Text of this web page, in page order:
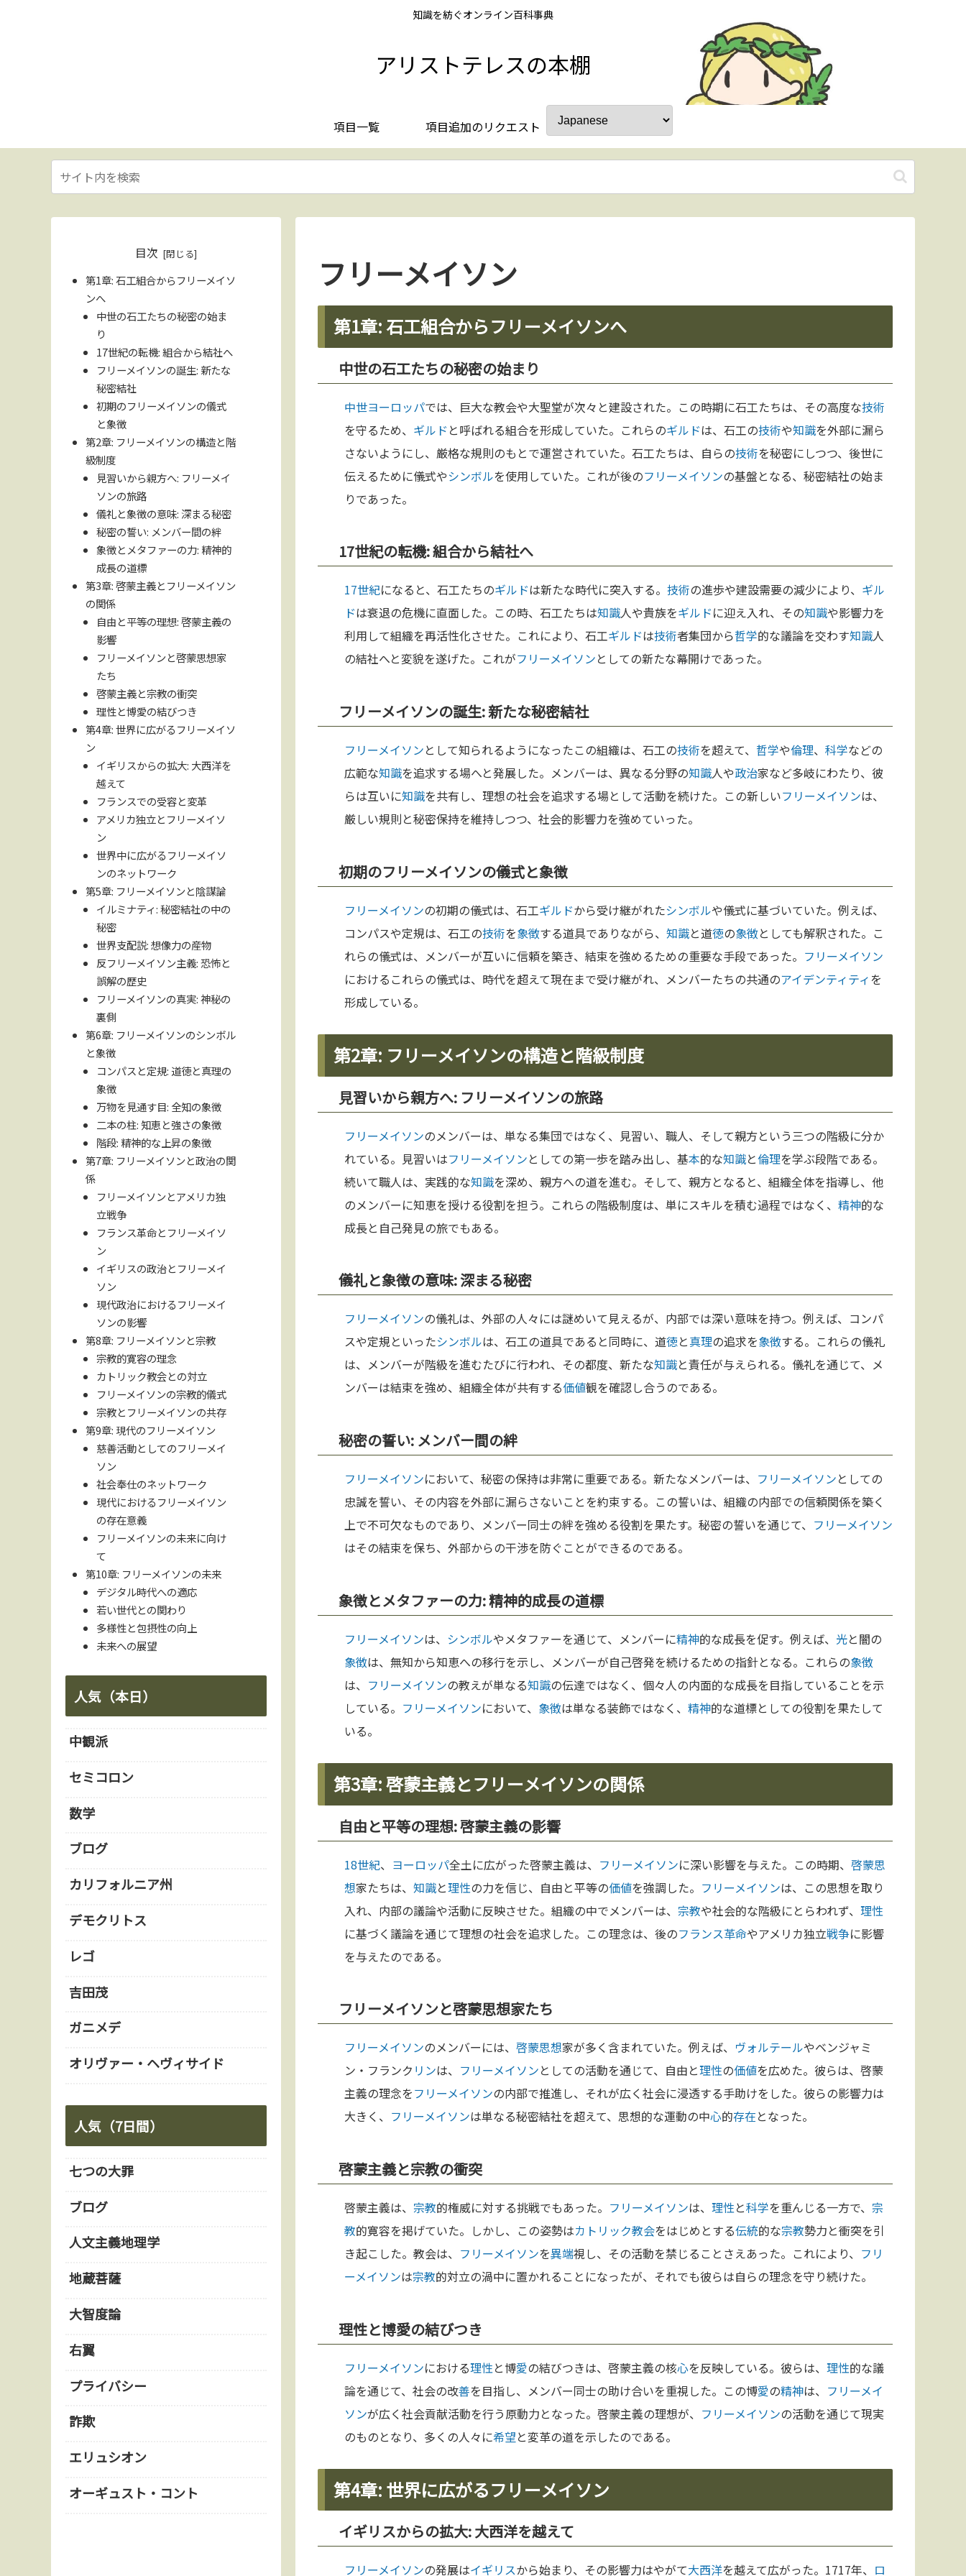
知識を紡ぐオンライン百科事典
アリストテレスの本棚
項目一覧 項目追加のリクエスト
フリーメイソン
第1章: 石工組合からフリーメイソンへ
中世の石工たちの秘密の始まり
中世ヨーロッパでは、巨大な教会や大聖堂が次々と建設された。この時期に石工たちは、その高度な技術
を守るため、 ギルド と呼ばれる組合を形成していた。これらのギルドは、石工の技術や知識を外部に漏ら
さないようにし、厳格な規則のもとで運営されていた。石工たちは、自らの技術を秘密にしつつ、後世に
伝えるために儀式やシンボルを使用していた。これが後のフリーメイソンの基盤となる、秘密結社の始ま
りであった。
17世紀の転機: 組合から結社へ
17世紀になると、石工たちのギルドは新たな時代に突入する。 技術の進歩や建設需要の減少により、 ギル
ドは衰退の危機に直面した。この時、石工たちは知識人や貴族をギルドに迎え入れ、その知識や影響力を
利用して組織を再活性化させた。これにより、石工ギルドは技術者集団から哲学的な議論を交わす知識人
の結社へと変貌を遂げた。これがフリーメイソンとしての新たな幕開けであった。
フリーメイソンの誕生: 新たな秘密結社
フリーメイソンとして知られるようになったこの組織は、石工の技術を超えて、 哲学や倫理、 科学などの
広範な知識を追求する場へと発展した。メンバーは、異なる分野の知識人や政治家など多岐にわたり、彼
らは互いに知識を共有し、理想の社会を追求する場として活動を続けた。この新しいフリーメイソンは、
厳しい規則と秘密保持を維持しつつ、社会的影響力を強めていった。
初期のフリーメイソンの儀式と象徴
フリーメイソンの初期の儀式は、石工ギルドから受け継がれたシンボルや儀式に基づいていた。例えば、
コンパスや定規は、石工の技術を象徴する道具でありながら、 知識と道徳の象徴としても解釈された。こ
れらの儀式は、メンバーが互いに信頼を築き、結束を強めるための重要な手段であった。 フリーメイソン
におけるこれらの儀式は、時代を超えて現在まで受け継がれ、メンバーたちの共通のアイデンティティを
形成している。
第2章: フリーメイソンの構造と階級制度
見習いから親方へ: フリーメイソンの旅路
フリーメイソンのメンバーは、単なる集団ではなく、見習い、職人、そして親方という三つの階級に分か
れている。見習いはフリーメイソンとしての第一歩を踏み出し、基本的な知識と倫理を学ぶ段階である。
続いて職人は、実践的な知識を深め、親方への道を進む。そして、親方となると、組織全体を指導し、他
のメンバーに知恵を授ける役割を担う。これらの階級制度は、単にスキルを積む過程ではなく、 精神的な
成長と自己発見の旅でもある。
儀礼と象徴の意味: 深まる秘密
フリーメイソンの儀礼は、外部の人々には謎めいて見えるが、内部では深い意味を持つ。例えば、コンパ
スや定規といったシンボルは、石工の道具であると同時に、道徳と真理の追求を象徴する。これらの儀礼
は、メンバーが階級を進むたびに行われ、その都度、新たな知識と責任が与えられる。儀礼を通じて、メ
ンバーは結束を強め、組織全体が共有する価値観を確認し合うのである。
秘密の誓い: メンバー間の絆
フリーメイソンにおいて、秘密の保持は非常に重要である。新たなメンバーは、 フリーメイソンとしての
忠誠を誓い、その内容を外部に漏らさないことを約束する。この誓いは、組織の内部での信頼関係を築く
上で不可欠なものであり、メンバー同士の絆を強める役割を果たす。秘密の誓いを通じて、 フリーメイソン
はその結束を保ち、外部からの干渉を防ぐことができるのである。
象徴とメタファーの力: 精神的成長の道標
フリーメイソンは、 シンボルやメタファーを通じて、メンバーに精神的な成長を促す。例えば、 光と闇の
象徴は、無知から知恵への移行を示し、メンバーが自己啓発を続けるための指針となる。これらの象徴
は、 フリーメイソンの教えが単なる知識の伝達ではなく、個々人の内面的な成長を目指していることを示
している。 フリーメイソンにおいて、 象徴は単なる装飾ではなく、 精神的な道標としての役割を果たして
いる。
第3章: 啓蒙主義とフリーメイソンの関係
自由と平等の理想: 啓蒙主義の影響
18世紀、 ヨーロッパ全土に広がった啓蒙主義は、 フリーメイソンに深い影響を与えた。この時期、 啓蒙思
想家たちは、 知識と理性の力を信じ、自由と平等の価値を強調した。 フリーメイソンは、この思想を取り
入れ、内部の議論や活動に反映させた。組織の中でメンバーは、 宗教や社会的な階級にとらわれず、 理性
に基づく議論を通じて理想の社会を追求した。この理念は、後のフランス革命やアメリカ独立戦争に影響
を与えたのである。
フリーメイソンと啓蒙思想家たち
フリーメイソンのメンバーには、 啓蒙思想家が多く含まれていた。例えば、 ヴォルテールやベンジャミ
ン・フランク リンは、 フリーメイソンとしての活動を通じて、自由と理性の価値を広めた。彼らは、啓蒙
主義の理念をフリーメイソンの内部で推進し、それが広く社会に浸透する手助けをした。彼らの影響力は
大きく、 フリーメイソンは単なる秘密結社を超えて、思想的な運動の中心的存在となった。
啓蒙主義と宗教の衝突
啓蒙主義は、 宗教的権威に対する挑戦でもあった。 フリーメイソンは、 理性と科学を重んじる一方で、 宗
教的寛容を掲げていた。しかし、この姿勢はカトリック教会をはじめとする伝統的な宗教勢力と衝突を引
き起こした。教会は、 フリーメイソンを異端視し、その活動を禁じることさえあった。これにより、 フリ
ーメイソンは宗教的対立の渦中に置かれることになったが、それでも彼らは自らの理念を守り続けた。
理性と博愛の結びつき
フリーメイソンにおける理性と博愛の結びつきは、啓蒙主義の核心を反映している。彼らは、 理性的な議
論を通じて、社会の改善を目指し、メンバー同士の助け合いを重視した。この博愛の精神は、 フリーメイ
ソンが広く社会貢献活動を行う原動力となった。啓蒙主義の理想が、 フリーメイソンの活動を通じて現実
のものとなり、多くの人々に希望と変革の道を示したのである。
第4章: 世界に広がるフリーメイソン
イギリスからの拡大: 大西洋を越えて
フリーメイソンの発展はイギリスから始まり、その影響力はやがて大西洋を越えて広がった。1717年、 ロ
目次
第1章: 石工組合からフリーメイソ
ンへ
中世の石工たちの秘密の始ま
り
17世紀の転機: 組合から結社へ
フリーメイソンの誕生: 新たな
秘密結社
初期のフリーメイソンの儀式
と象徴
第2章: フリーメイソンの構造と階
級制度
見習いから親方へ: フリーメイ
ソンの旅路
儀礼と象徴の意味: 深まる秘密
秘密の誓い: メンバー間の絆
象徴とメタファーの力: 精神的
成長の道標
第3章: 啓蒙主義とフリーメイソン
の関係
自由と平等の理想: 啓蒙主義の
影響
フリーメイソンと啓蒙思想家
たち
啓蒙主義と宗教の衝突
理性と博愛の結びつき
第4章: 世界に広がるフリーメイソ
ン
イギリスからの拡大: 大西洋を
越えて
フランスでの受容と変革
アメリカ独立とフリーメイソ
ン
世界中に広がるフリーメイソ
ンのネットワーク
第5章: フリーメイソンと陰謀論
イルミナティ: 秘密結社の中の
秘密
世界支配説: 想像力の産物
反フリーメイソン主義: 恐怖と
誤解の歴史
フリーメイソンの真実: 神秘の
裏側
第6章: フリーメイソンのシンボル
と象徴
コンパスと定規: 道徳と真理の
象徴
万物を見通す目: 全知の象徴
二本の柱: 知恵と強さの象徴
階段: 精神的な上昇の象徴
第7章: フリーメイソンと政治の関
係
フリーメイソンとアメリカ独
立戦争
フランス革命とフリーメイソ
ン
イギリスの政治とフリーメイ
ソン
現代政治におけるフリーメイ
ソンの影響
第8章: フリーメイソンと宗教
宗教的寛容の理念
カトリック教会との対立
フリーメイソンの宗教的儀式
宗教とフリーメイソンの共存
第9章: 現代のフリーメイソン
慈善活動としてのフリーメイ
ソン
社会奉仕のネットワーク
現代におけるフリーメイソン
の存在意義
フリーメイソンの未来に向け
て
第10章: フリーメイソンの未来
デジタル時代への適応
若い世代との関わり
多様性と包摂性の向上
未来への展望
人気（本日）
中観派
セミコロン
数学
ブログ
カリフォルニア州
デモクリトス
レゴ
吉田茂
ガニメデ
オリヴァー・ヘヴィサイド
人気（7日間）
七つの大罪
ブログ
人文主義地理学
地蔵菩薩
大智度論
右翼
プライバシー
詐欺
エリュシオン
オーギュスト・コント